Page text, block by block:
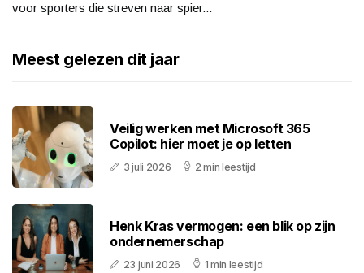
voor sporters die streven naar spier...
Meest gelezen dit jaar
Veilig werken met Microsoft 365
Copilot: hier moet je op letten
3 juli 2026 2 min leestijd
Henk Kras vermogen: een blik op zijn
ondernemerschap
23 juni 2026 1 min leestijd